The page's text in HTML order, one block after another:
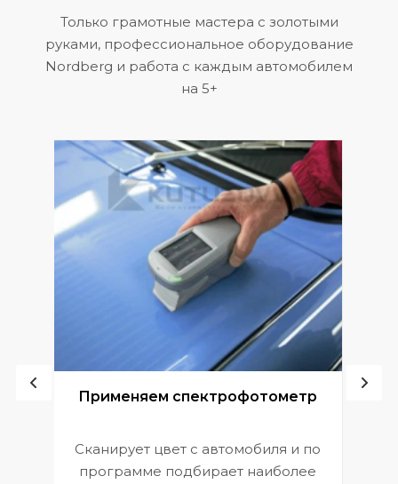
Только грамотные мастера с золотыми
руками, профессиональное оборудование
Nordberg и работа с каждым автомобилем
на 5+
Применяем спектрофотометр
Сканирует цвет с автомобиля и по
программе подбирает наиболее